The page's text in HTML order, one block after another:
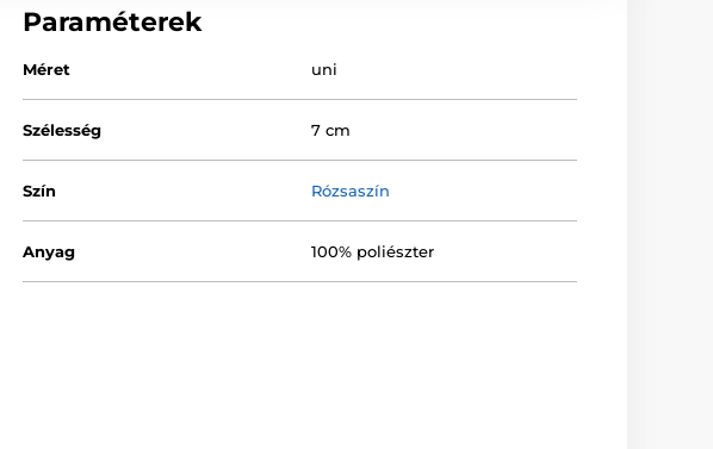
Paraméterek
Méret uni
Szélesség 7 cm
Szín Rózsaszín
Anyag 100% poliészter